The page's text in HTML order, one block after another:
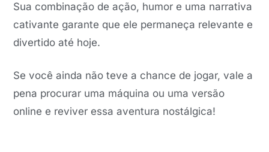
Sua combinação de ação, humor e uma narrativa
cativante garante que ele permaneça relevante e
divertido até hoje.
Se você ainda não teve a chance de jogar, vale a
pena procurar uma máquina ou uma versão
online e reviver essa aventura nostálgica!